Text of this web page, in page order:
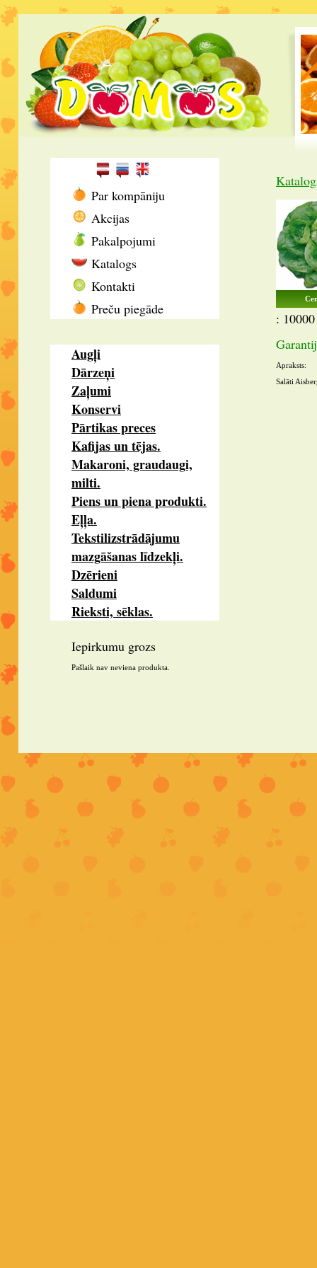
Par kompāniju
Akcijas
Pakalpojumi
Katalogs
Kontakti
Preču piegāde
Augļi
Dārzeņi
Zaļumi
Konservi
Pārtikas preces
Kafijas un tējas.
Makaroni, graudaugi,
milti.
Piens un piena produkti.
Eļļa.
Tekstilizstrādājumu
mazgāšanas līdzekļi.
Dzērieni
Saldumi
Rieksti, sēklas.
Iepirkumu grozs
Pašlaik nav neviena produkta.
:
Apraksts:
Salāti